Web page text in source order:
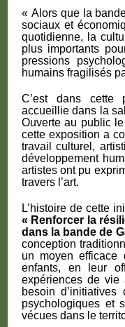
« Alors que la
sociaux et
quotidienne, la
plus importants
pressions
humains fragilisés
C’est dans cette
accueillie dans la
Ouverte au public
cette exposition a
travail culturel,
développement
artistes ont pu
travers l’art.
L’histoire de cette
« Renforcer la
dans la bande de
conception
un moyen efficace
enfants, en leur
expériences de
besoin
psychologiques et
vécues dans le